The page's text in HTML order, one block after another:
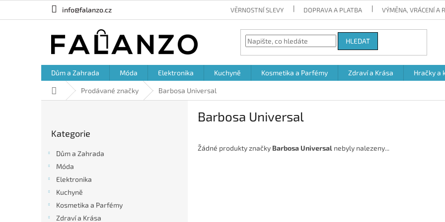
info@falanzo.cz VĚRNOSTNÍ SLEVY DOPRAVA A PLATBA VÝMĚNA, VRÁCENÍ A
HLEDAT
Dům a Zahrada Móda Elektronika Kuchyně Kosmetika a Parfémy Zdraví a Krása Hračky a
Domů Prodávané značky Barbosa Universal
kategorie
Kategorie
Dům a Zahrada
Móda
Elektronika
Kuchyně
Kosmetika a Parfémy
Zdraví a Krása
Barbosa Universal
Žádné produkty značky Barbosa Universal nebyly nalezeny...